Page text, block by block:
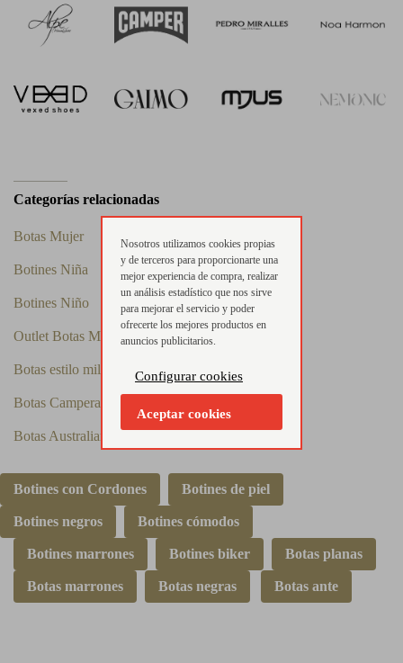
Categorías relacionadas
Botas Mujer
Botines Niña
Botines Niño
Outlet Botas Mujer
Botas estilo militares mujer
Botas Camperas Mujer
Botas Australianas Mujer
Botines con Cordones Botines de piel
Botines negros Botines cómodos
Botines marrones Botines biker Botas planas
Botas marrones Botas negras Botas ante
Nosotros utilizamos cookies propias
y de terceros para proporcionarte una
mejor experiencia de compra, realizar
un análisis estadístico que nos sirve
para mejorar el servicio y poder
ofrecerte los mejores productos en
anuncios publicitarios.
Configurar cookies
Aceptar cookies